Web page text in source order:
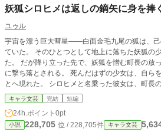
妖狐シロヒメは返しの鏑矢に身を捧
ユゥル
宇宙を漂う巨大彗星――白面金毛九尾の狐は、
ていた。 そのひとつとして地上に落ちた妖狐の少女は、町を侵略するはずだっ
た。 だが降り立った先で、妖狐を憎む町長の放った対妖狐兵器『返しの鏑矢』
に撃ち落とされる。 死んだはずの少女は、自らを射抜いた矢を返しに町長のも
とへ現れた。 シロヒメと名乗った彼女は、町長の父の遺した研究をもとに巨大
な鏑矢を造り、次に来る妖狐を迎え撃とうと提案する。 信じられる
い。それでも町を守るため、町長は彼女と手を組む。 町民の反発の中で
器を築くうち、侵略者であるはずの少女は、少
られていく。 だが、ふたりの前に現れるのは次の妖狐ではない。 それは、すべ
キャラ文芸 完結 短編
24h.ポイント 0pt
小説 228,705 位 / 228,705件 キャラ文芸